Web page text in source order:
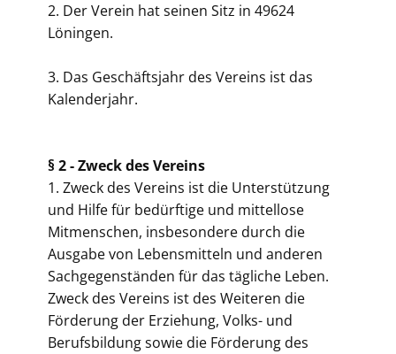
2. Der Verein hat seinen Sitz in 49624
Löningen.
3. Das Geschäftsjahr des Vereins ist das
Kalenderjahr.
§ 2 -Zweck des Vereins
1. Zweck des Vereins ist die Unterstützung
und Hilfe für bedürftige und mittellose
Mitmenschen, insbesondere durch die
Ausgabe von Lebensmitteln und anderen
Sachgegenständen für das tägliche Leben.
Zweck des Vereins ist des Weiteren die
Förderung der Erziehung, Volks- und
Berufsbildung sowie die Förderung des